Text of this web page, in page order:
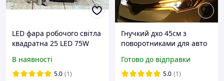
LED фара робочого світла
квадратна 25 LED 75W
В наявності
5.0 (1)
Гнучкий дхо 45см з
поворотниками для авто
Світлодіодні Денні ходові
вогні
Готово до відправки
5.0 (1)